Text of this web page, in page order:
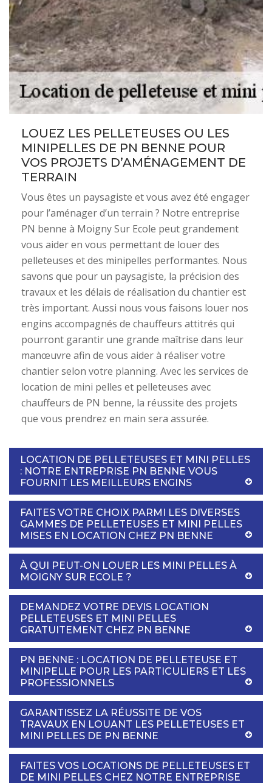
LOUEZ LES PELLETEUSES OU LES
MINIPELLES DE PN BENNE POUR
VOS PROJETS D’AMÉNAGEMENT DE
TERRAIN
Vous êtes un paysagiste et vous avez été engager
pour l’aménager d’un terrain ? Notre entreprise
PN benne à Moigny Sur Ecole peut grandement
vous aider en vous permettant de louer des
pelleteuses et des minipelles performantes. Nous
savons que pour un paysagiste, la précision des
travaux et les délais de réalisation du chantier est
très important. Aussi nous vous faisons louer nos
engins accompagnés de chauffeurs attitrés qui
pourront garantir une grande maîtrise dans leur
manœuvre afin de vous aider à réaliser votre
chantier selon votre planning. Avec les services de
location de mini pelles et pelleteuses avec
chauffeurs de PN benne, la réussite des projets
que vous prendrez en main sera assurée.
LOCATION DE PELLETEUSES ET MINI PELLES
: NOTRE ENTREPRISE PN BENNE VOUS
FOURNIT LES MEILLEURS ENGINS
FAITES VOTRE CHOIX PARMI LES DIVERSES
GAMMES DE PELLETEUSES ET MINI PELLES
MISES EN LOCATION CHEZ PN BENNE
À QUI PEUT-ON LOUER LES MINI PELLES À
MOIGNY SUR ECOLE ?
DEMANDEZ VOTRE DEVIS LOCATION
PELLETEUSES ET MINI PELLES
GRATUITEMENT CHEZ PN BENNE
PN BENNE : LOCATION DE PELLETEUSE ET
MINIPELLE POUR LES PARTICULIERS ET LES
PROFESSIONNELS
GARANTISSEZ LA RÉUSSITE DE VOS
TRAVAUX EN LOUANT LES PELLETEUSES ET
MINI PELLES DE PN BENNE
FAITES VOS LOCATIONS DE PELLETEUSES ET
DE MINI PELLES CHEZ NOTRE ENTREPRISE